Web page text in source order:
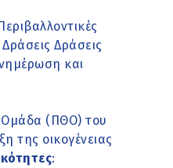
Δράσεις
και
Ομάδα (ΠΘΟ) του
της οικογένειας
: